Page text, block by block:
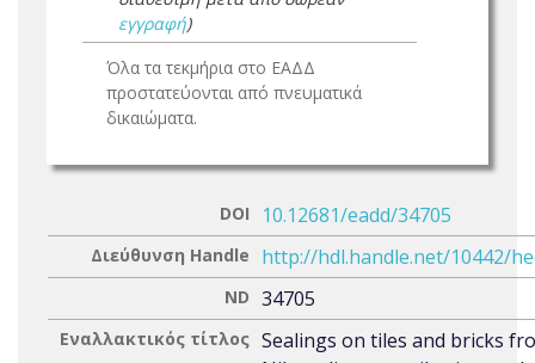
εγγραφή)
Όλα τα τεκμήρια στο ΕΑΔΔ
προστατεύονται από πνευματικά
δικαιώματα.
DOI 10.12681/eadd/34705
Διεύθυνση Handle http://hdl.handle.net/10442/
ND 34705
Εναλλακτικός τίτλος Sealings on tiles and bricks